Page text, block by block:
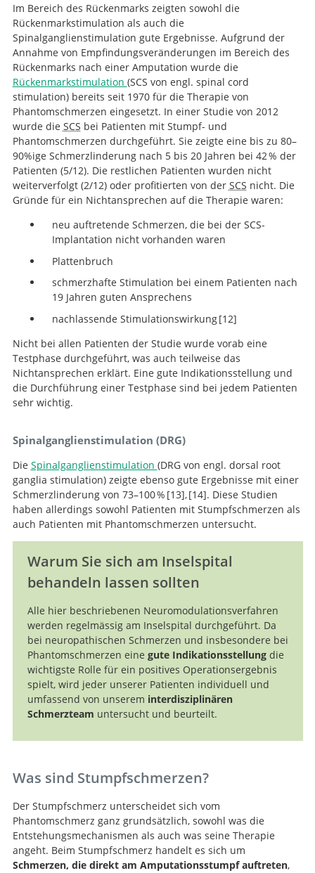
Im Bereich des Rückenmarks zeigten sowohl die
Rückenmarkstimulation als auch die
Spinalganglienstimulation gute Ergebnisse. Aufgrund der
Annahme von Empfindungsveränderungen im Bereich des
Rückenmarks nach einer Amputation wurde die
Rückenmarkstimulation (SCS von engl. spinal cord
stimulation) bereits seit 1970 für die Therapie von
Phantomschmerzen eingesetzt. In einer Studie von 2012
wurde die SCS bei Patienten mit Stumpf- und
Phantomschmerzen durchgeführt. Sie zeigte eine bis zu 80–
90%ige Schmerzlinderung nach 5 bis 20 Jahren bei 42 % der
Patienten (5/12). Die restlichen Patienten wurden nicht
weiterverfolgt (2/12) oder profitierten von der SCS nicht. Die
Gründe für ein Nichtansprechen auf die Therapie waren:
neu auftretende Schmerzen, die bei der SCS-
Implantation nicht vorhanden waren
Plattenbruch
schmerzhafte Stimulation bei einem Patienten nach
19 Jahren guten Ansprechens
nachlassende Stimulationswirkung 12
Spinal cord
stimulation for intractable pain following limb
amputation. Neuromodulation.
Nicht bei allen Patienten der Studie wurde vorab eine
Testphase durchgeführt, was auch teilweise das
Nichtansprechen erklärt. Eine gute Indikationsstellung und
die Durchführung einer Testphase sind bei jedem Patienten
sehr wichtig.
Spinalganglienstimulation (DRG)
Die Spinalganglienstimulation (DRG von engl. dorsal root
ganglia stimulation) zeigte ebenso gute Ergebnisse mit einer
Schmerzlinderung von 73–100 % 13 , 14
Dorsal Root Ganglion
. Diese Studien
haben allerdings sowohl Patienten mit Stumpfschmerzen als
auch Patienten mit Phantomschmerzen untersucht.
Warum Sie sich am Inselspital
behandeln lassen sollten
Alle hier beschriebenen Neuromodulationsverfahren
werden regelmässig am Inselspital durchgeführt. Da
bei neuropathischen Schmerzen und insbesondere bei
Phantomschmerzen eine gute Indikationsstellungdie
wichtigste Rolle für ein positives Operationsergebnis
spielt, wird jeder unserer Patienten individuell und
umfassend von unserem interdisziplinären
Schmerzteam untersucht und beurteilt.
Was sind Stumpfschmerzen?
Der Stumpfschmerz unterscheidet sich vom
Phantomschmerz ganz grundsätzlich, sowohl was die
Entstehungsmechanismen als auch was seine Therapie
angeht. Beim Stumpfschmerz handelt es sich um
Schmerzen, die direkt am Amputationsstumpf auftreten,